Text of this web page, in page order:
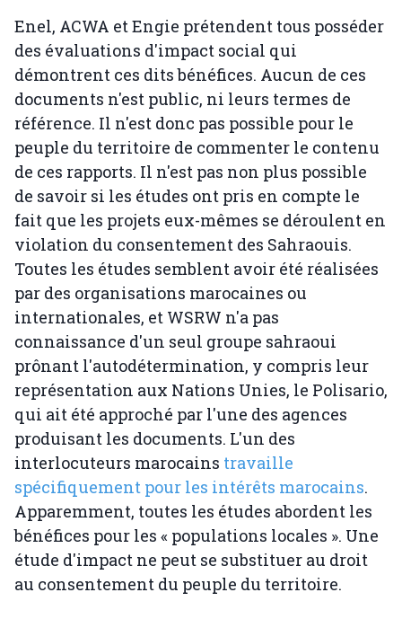
Enel, ACWA et Engie prétendent tous posséder
des évaluations d'impact social qui
démontrent ces dits bénéfices. Aucun de ces
documents n'est public, ni leurs termes de
référence. Il n'est donc pas possible pour le
peuple du territoire de commenter le contenu
de ces rapports. Il n'est pas non plus possible
de savoir si les études ont pris en compte le
fait que les projets eux-mêmes se déroulent en
violation du consentement des Sahraouis.
Toutes les études semblent avoir été réalisées
par des organisations marocaines ou
internationales, et WSRW n'a pas
connaissance d'un seul groupe sahraoui
prônant l'autodétermination, y compris leur
représentation aux Nations Unies, le Polisario,
qui ait été approché par l'une des agences
produisant les documents. L'un des
interlocuteurs marocains travaille
spécifiquement pour les intérêts marocains.
Apparemment, toutes les études abordent les
bénéfices pour les « populations locales ». Une
étude d'impact ne peut se substituer au droit
au consentement du peuple du territoire.